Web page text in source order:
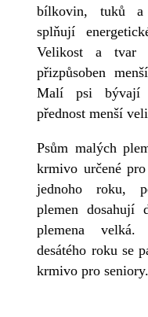
bílkovin, tuků
splňují
Velikost a tvar
přizpůsoben
Malí psi bývají
přednost menší
Psům malých
krmivo určené
jednoho roku,
plemen dosahují
plemena
desátého roku se
krmivo pro seniory.